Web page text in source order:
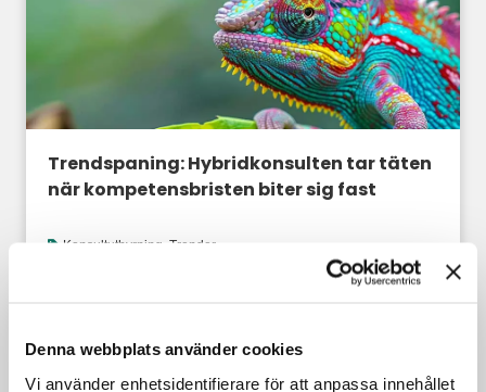
Denna webbplats använder cookies
Vi använder enhetsidentifierare för att anpassa innehållet
Trendspaning: Hybridkonsulten tar täten
när kompetensbristen biter sig fast
Konsultuthyrning Trender